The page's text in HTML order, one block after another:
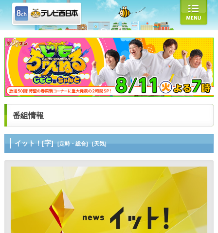
番組情報
イット！[字] [定時・総合] [天気]